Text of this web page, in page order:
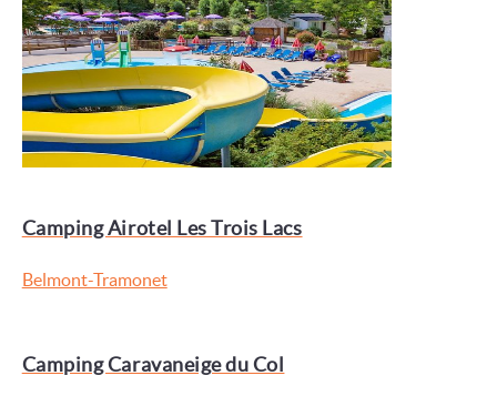
Camping Airotel Les Trois Lacs
Belmont-Tramonet
Camping Caravaneige du Col